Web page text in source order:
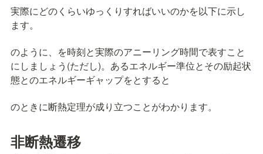
実際にどのくらいゆっくりすればいいのかを以下に示し
ます。
のように、 を時刻と実際のアニーリング時間で表すこと
にしましょう(ただし)。あるエネルギー準位とその励起状
態とのエネルギーギャップをとすると
のときに断熱定理が成り立つことがわかります。
非断熱遷移